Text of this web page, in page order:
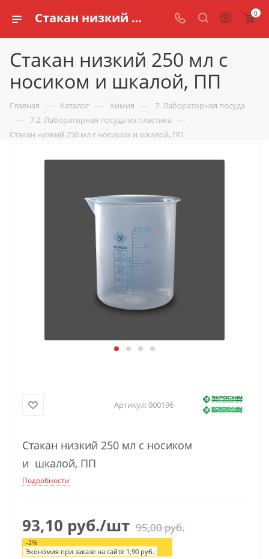
Стакан низкий 250 мл с носиком и шкалой, ПП купить по доступной цене в интернет магазине schools.ru 0
Стакан низкий 250 мл с
носиком и шкалой, ПП
Главная — Каталог — Химия — 7. Лабораторная посуда
— 7.2. Лабораторная посуда из пластика —
Стакан низкий 250 мл с носиком и шкалой, ПП
Артикул:000196
Стакан низкий 250 мл с носиком
и шкалой, ПП
Подробности
93,10 руб./шт 95,00руб.
-2%
Экономия при заказе на сайте 1,90 руб.